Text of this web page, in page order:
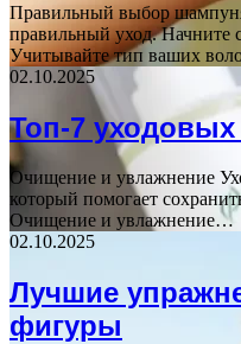
Правильный выбор
правильный уход. Начните
Учитывайте тип ваших
02.10.2025
Топ-7
Очищение и увлажнение
который помогает
Очищение и увлажнение…
02.10.2025
Лучшие
фигуры